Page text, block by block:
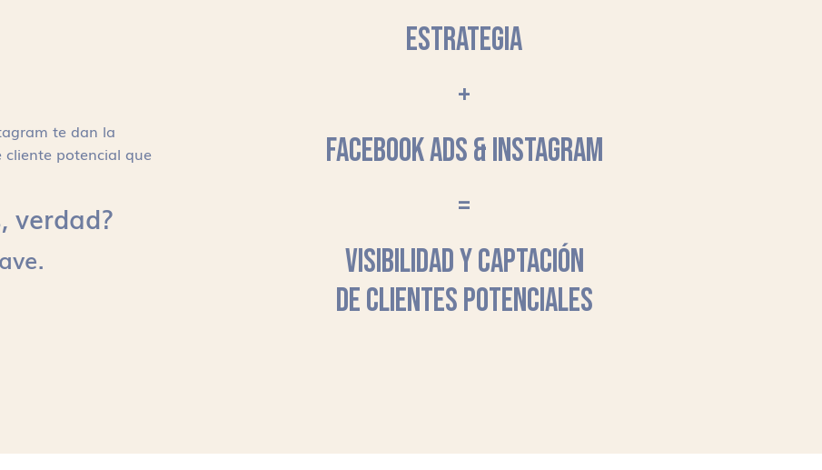
te dan la
potencial que
verdad?
ESTRATEGIA
+
FACEBOOK ADS & INSTAGRAM
=
VISIBILIDAD Y CAPTACIÓN
DE CLIENTES POTENCIALES